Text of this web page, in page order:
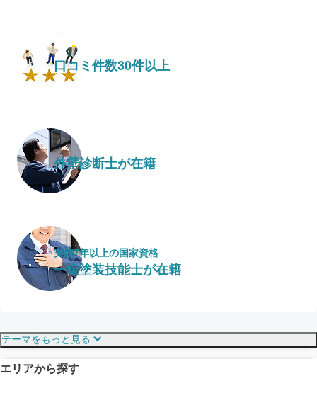
口コミ件数30件以上
外壁診断士が在籍
実績7年以上の国家資格
一級塗装技能士が在籍
見えにくい屋根も安心
テーマをもっと見る
エリアから探す